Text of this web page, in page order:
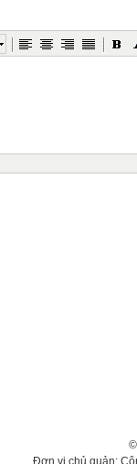
Đơn vị chủ quản: